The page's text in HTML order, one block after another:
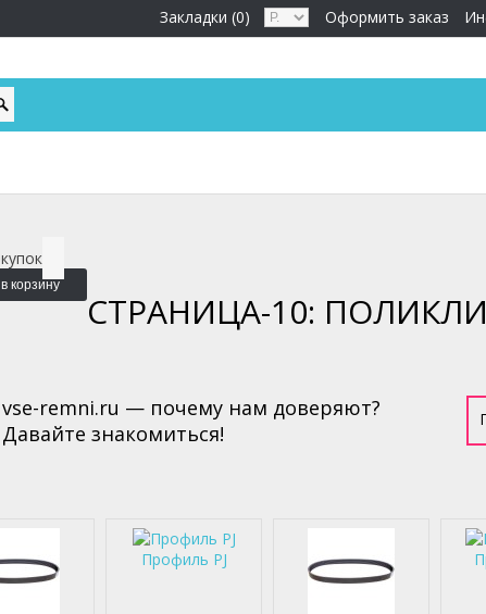
Оформить заказ
Закладки (0)
корзину
СТРАНИЦА-10:
vse-remni.ru — почему нам доверяют?
Давайте знакомиться!
Профиль PJ